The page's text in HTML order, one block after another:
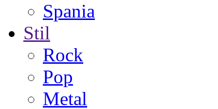
Spania
Stil
Rock
Pop
Metal